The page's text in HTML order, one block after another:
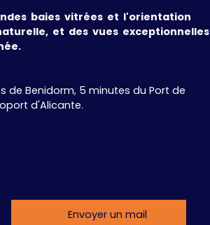
baies vitrées et l'orientation
et des vues exceptionnelles
de Benidorm, 5 minutes du Port de
d'Alicante.
Envoyer un mail